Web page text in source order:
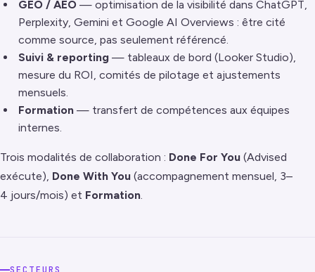
GEO / AEO — optimisation de la visibilité dans ChatGPT,
Perplexity, Gemini et Google AI Overviews : être cité
comme source, pas seulement référencé.
Suivi & reporting — tableaux de bord (Looker Studio),
mesure du ROI, comités de pilotage et ajustements
mensuels.
Formation — transfert de compétences aux équipes
internes.
Trois modalités de collaboration : Done For You (Advised
exécute), Done With You (accompagnement mensuel, 3–
4 jours/mois) et Formation